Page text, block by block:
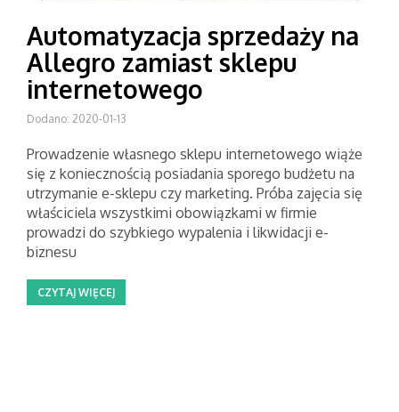
Automatyzacja sprzedaży na
Allegro zamiast sklepu
internetowego
Dodano: 2020-01-13
Prowadzenie własnego sklepu internetowego wiąże
się z koniecznością posiadania sporego budżetu na
utrzymanie e-sklepu czy marketing. Próba zajęcia się
właściciela wszystkimi obowiązkami w firmie
prowadzi do szybkiego wypalenia i likwidacji e-
biznesu
CZYTAJ WIĘCEJ